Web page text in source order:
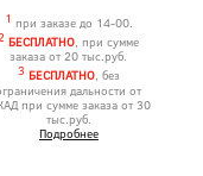
1 при заказе до 14-00.
БЕСПЛАТНО, при сумме
заказа от 20 тыс.руб.
3 БЕСПЛАТНО, без
дальности от
при сумме заказа от 30
тыс.руб.
Подробнее